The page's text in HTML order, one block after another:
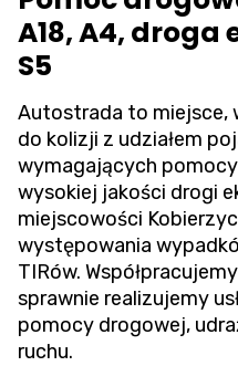
A18, A4, droga
S5
Autostrada to miejsce,
do kolizji z udziałem
wymagających
wysokiej jakości drogi
miejscowości
występowania
TIRów.
sprawnie realizujemy
pomocy drogowej,
ruchu.